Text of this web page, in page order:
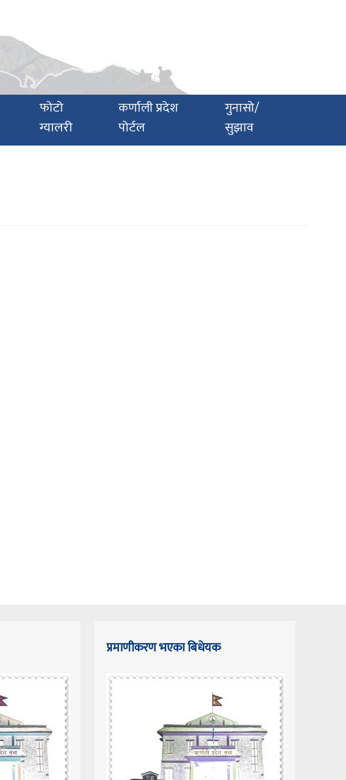
फोटो
ग्यालरी
कर्णाली प्रदेश
पोर्टल
गुनासो/
सुझाव
प्रमाणीकरण भएका बिधेयक